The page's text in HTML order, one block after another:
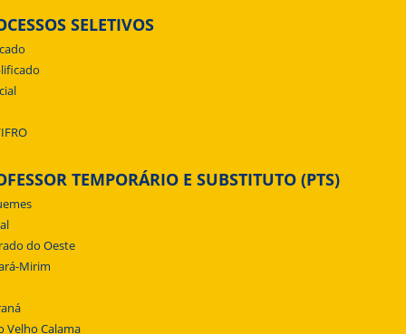
SELETIVOS
TEMPORÁRIO E SUBSTITUTO (PTS)
do Oeste
Mirim
Velho Calama